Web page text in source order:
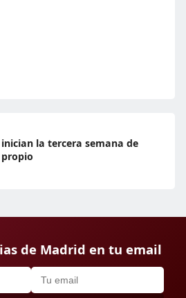
la tercera semana de
de Madrid en tu email